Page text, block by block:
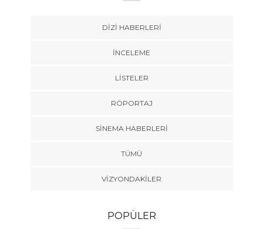
DIZI HABERLERI
İNCELEME
LISTELER
RÖPORTAJ
SINEMA HABERLERI
TÜMÜ
VIZYONDAKILER
POPÜLER